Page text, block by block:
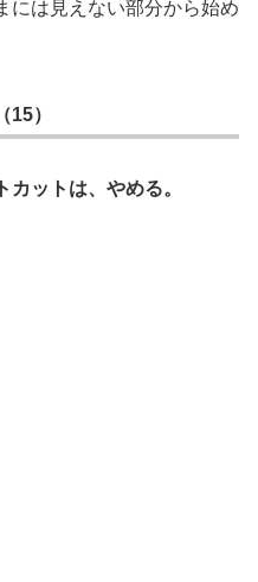
には見えない部分から始め
）
ットは、やめる。